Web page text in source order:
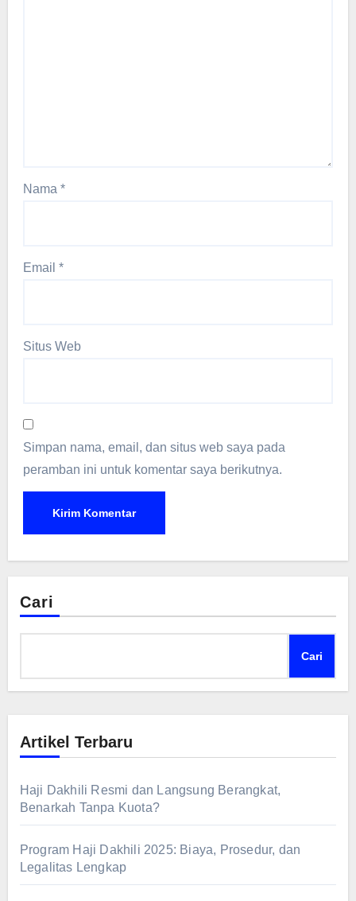
Nama*
Email*
Situs Web
Simpan nama, email, dan situs web saya pada
peramban ini untuk komentar saya berikutnya.
Cari
Cari
Artikel Terbaru
Haji Dakhili Resmi dan Langsung Berangkat,
Benarkah Tanpa Kuota?
Program Haji Dakhili 2025: Biaya, Prosedur, dan
Legalitas Lengkap